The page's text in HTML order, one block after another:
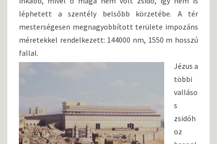
léphetett a szentély belsőbb körzetébe. A tér
mesterségesen megnagyobbított területe impozáns
méretekkel rendelkezett: 144000 nm, 1550 m hosszú
fallal.
Jézus a
többi
valláso
s
zsidóh
oz